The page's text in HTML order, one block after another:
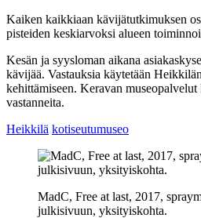
Kaiken kaikkiaan kävijätutkimuksen
pisteiden keskiarvoksi alueen
Kesän ja syysloman aikana
kävijää. Vastauksia käytetään
kehittämiseen. Keravan
vastanneita.
Heikkilä kotiseutumuseo
MadC, Free at last, 2017,
julkisivuun, yksityiskohta.